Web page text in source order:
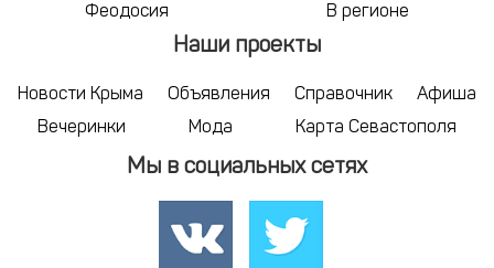
Феодосия
В регионе
Наши проекты
Новости Крыма Объявления Справочник
Афиша
Вечеринки
Мода Карта Севастополя
Мы в социальных сетях